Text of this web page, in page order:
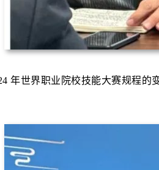
年世界职业院校技能大赛规程的